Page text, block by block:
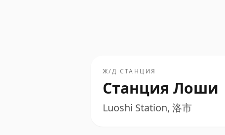
Ж/Д СТАНЦИЯ
Станция Лоши
Luoshi Station, 洛市